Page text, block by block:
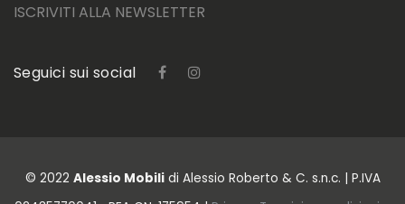
ISCRIVITI ALLA NEWSLETTER
Seguici sui social
© 2022 Alessio Mobilidi Alessio Roberto & C. s.n.c. | P.IVA